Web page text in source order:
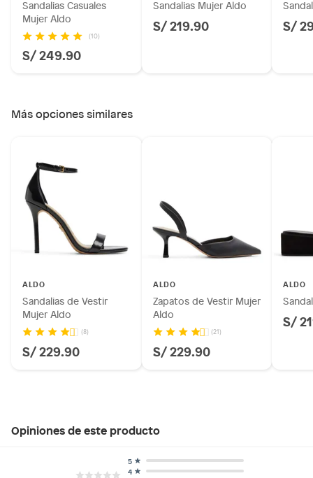
Sandalias Casuales
Mujer Aldo
(10)
S/ 249.90
Sandalias Mujer Aldo
S/ 219.90 S/
Más opciones similares
ALDO
Sandalias de Vestir
Mujer Aldo
(8)
S/ 229.90
ALDO
Zapatos de Vestir Mujer
Aldo
(21)
S/ 229.90
ALDO
S/
Opiniones de este producto
4
5